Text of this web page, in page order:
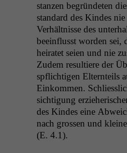
stanzen begrün­de­ten
stan­dard des Kindes
Ver­hält­nisse des
bee­in­flusst wor­den
heiratet seien und nie
Zudem resul­tiere der
spflichti­gen Eltern­teils
Einkom­men.
sich­ti­gung
des Kindes eine
nach grossen und
(E. 4.1).